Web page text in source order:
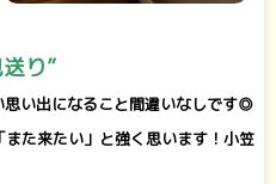
り”
思い出になること間違いなしです◎
た来たい」と強く思います！小笠